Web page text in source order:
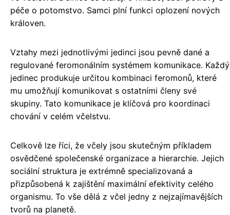
péče o potomstvo. Samci plní funkci oplození nových
královen.
Vztahy mezi jednotlivými jedinci jsou pevně dané a
regulované feromonálním systémem komunikace. Každý
jedinec produkuje určitou kombinaci feromonů, které
mu umožňují komunikovat s ostatními členy své
skupiny. Tato komunikace je klíčová pro koordinaci
chování v celém včelstvu.
Celkově lze říci, že včely jsou skutečným příkladem
osvědčené společenské organizace a hierarchie. Jejich
sociální struktura je extrémně specializovaná a
přizpůsobená k zajištění maximální efektivity celého
organismu. To vše dělá z včel jedny z nejzajímavějších
tvorů na planetě.